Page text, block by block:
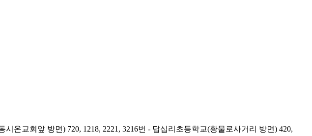
온교회앞 방면) 720, 1218, 2221, 3216번 - 답십리초등학교(황물로사거리 방면) 420,